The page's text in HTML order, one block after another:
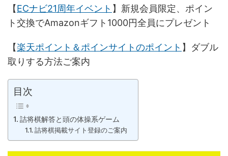
【ECナビ21周年イベント 】新規会員限定、ポイン
ト交換でAmazonギフト1000円全員にプレゼント
【楽天ポイント＆ポインサイトのポイント 】ダブル
取りする方法ご案内
目次
詰将棋解答と頭の体操系ゲーム
詰将棋掲載サイト登録のご案内